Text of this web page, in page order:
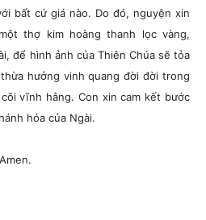
bất cứ giá nào. Do đó, nguyện xin
thợ kim hoàng thanh lọc vàng,
để hình ảnh của Thiên Chúa sẽ tỏa
hưởng vinh quang đời đời trong
vĩnh hằng. Con xin cam kết bước
hóa của Ngài.